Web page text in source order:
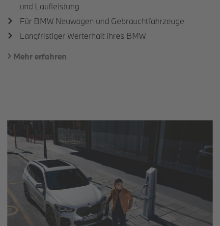
und Laufleistung
Für BMW Neuwagen und Gebrauchtfahrzeuge
Langfristiger Werterhalt Ihres BMW
Mehr erfahren